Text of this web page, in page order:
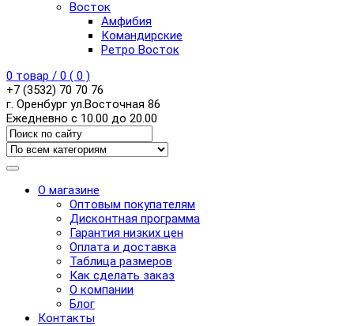
Восток
Амфибия
Командирские
Ретро Восток
0 товар / 0 ( 0 )
+7 (3532) 70 70 76
г. Оренбург ул.Восточная 86
Ежедневно с 10.00 до 20.00
О магазине
Оптовым покупателям
Дисконтная программа
Гарантия низких цен
Оплата и доставка
Таблица размеров
Как сделать заказ
О компании
Блог
Контакты